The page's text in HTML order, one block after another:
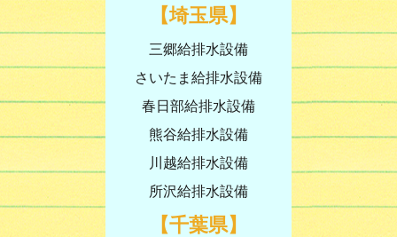
【埼玉県】
三郷給排水設備
さいたま給排水設備
春日部給排水設備
熊谷給排水設備
川越給排水設備
所沢給排水設備
【千葉県】